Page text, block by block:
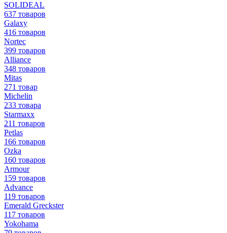
SOLIDEAL
637 товаров
Galaxy
416 товаров
Nortec
399 товаров
Alliance
348 товаров
Mitas
271 товар
Michelin
233 товара
Starmaxx
211 товаров
Petlas
166 товаров
Ozka
160 товаров
Armour
159 товаров
Advance
119 товаров
Emerald Greckster
117 товаров
Yokohama